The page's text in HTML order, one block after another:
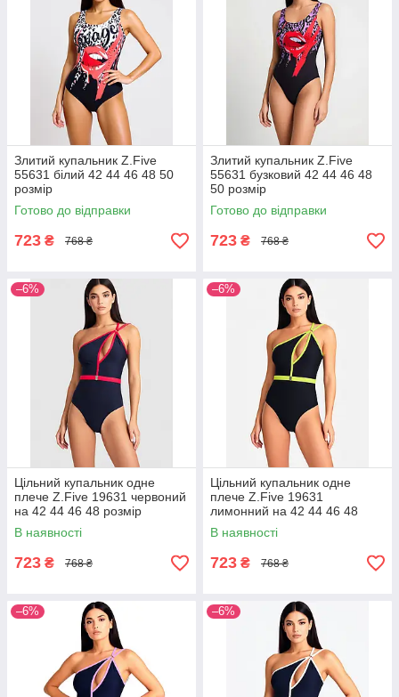
Злитий купальник Z.Five
55631 білий 42 44 46 48 50
розмір
Готово до відправки
723 ₴ 768 ₴
Злитий купальник Z.Five
55631 бузковий 42 44 46 48
50 розмір
Готово до відправки
723 ₴ 768 ₴
–6%
Цільний купальник одне
плече Z.Five 19631 червоний
на 42 44 46 48 розмір
В наявності
723 ₴ 768 ₴
–6%
Цільний купальник одне
плече Z.Five 19631
лимонний на 42 44 46 48
розмір
В наявності
723 ₴ 768 ₴
–6% –6%